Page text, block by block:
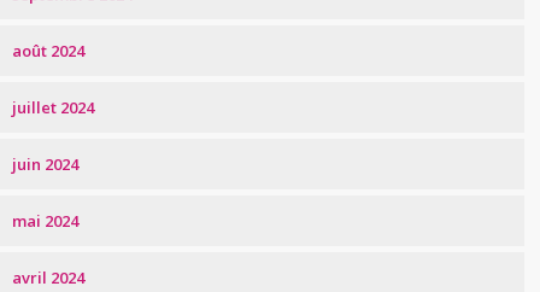
août 2024
juillet 2024
juin 2024
mai 2024
avril 2024